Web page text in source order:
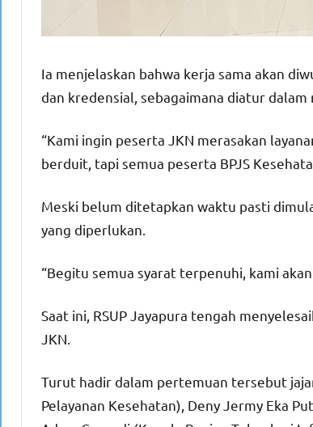
Ia menjelaskan bahwa kerja sama akan
dan kredensial, sebagaimana diatur dalam
“Kami ingin peserta JKN merasakan
berduit, tapi semua peserta BPJS
Meski belum ditetapkan waktu pasti
yang diperlukan.
“Begitu semua syarat terpenuhi, kami
Saat ini, RSUP Jayapura tengah
JKN.
Turut hadir dalam pertemuan tersebut
Pelayanan Kesehatan), Deny Jermy Eka